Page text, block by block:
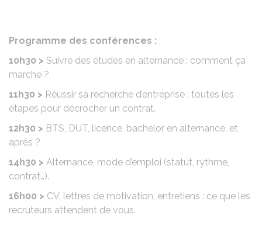
Programme des conférences :
10h30 > Suivre des études en alternance : comment ça
marche ?
11h30 > Réussir sa recherche d’entreprise : toutes les
étapes pour décrocher un contrat.
12h30 > BTS, DUT, licence, bachelor en alternance, et
après ?
14h30 > Alternance, mode d’emploi (statut, rythme,
contrat…).
16h00 > CV, lettres de motivation, entretiens : ce que les
recruteurs attendent de vous.